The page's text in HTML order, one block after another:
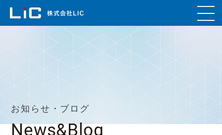
お知らせ・ブログ
News&Blog